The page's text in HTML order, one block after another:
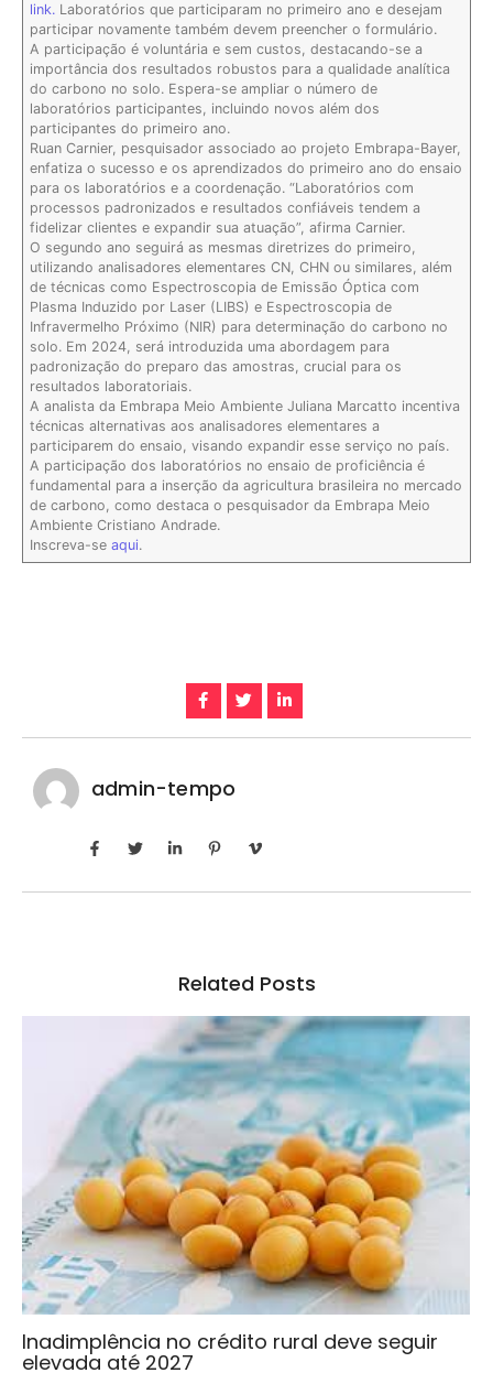
link. Laboratórios que participaram no primeiro ano e desejam
participar novamente também devem preencher o formulário.
A participação é voluntária e sem custos, destacando-se a
importância dos resultados robustos para a qualidade analítica
do carbono no solo. Espera-se ampliar o número de
laboratórios participantes, incluindo novos além dos
participantes do primeiro ano.
Ruan Carnier, pesquisador associado ao projeto Embrapa-Bayer,
enfatiza o sucesso e os aprendizados do primeiro ano do ensaio
para os laboratórios e a coordenação. “Laboratórios com
processos padronizados e resultados confiáveis tendem a
fidelizar clientes e expandir sua atuação”, afirma Carnier.
O segundo ano seguirá as mesmas diretrizes do primeiro,
utilizando analisadores elementares CN, CHN ou similares, além
de técnicas como Espectroscopia de Emissão Óptica com
Plasma Induzido por Laser (LIBS) e Espectroscopia de
Infravermelho Próximo (NIR) para determinação do carbono no
solo. Em 2024, será introduzida uma abordagem para
padronização do preparo das amostras, crucial para os
resultados laboratoriais.
A analista da Embrapa Meio Ambiente Juliana Marcatto incentiva
técnicas alternativas aos analisadores elementares a
participarem do ensaio, visando expandir esse serviço no país.
A participação dos laboratórios no ensaio de proficiência é
fundamental para a inserção da agricultura brasileira no mercado
de carbono, como destaca o pesquisador da Embrapa Meio
Ambiente Cristiano Andrade.
Inscreva-seaqui.
admin-tempo
Related Posts
Inadimplência no crédito rural deve seguir
elevada até 2027